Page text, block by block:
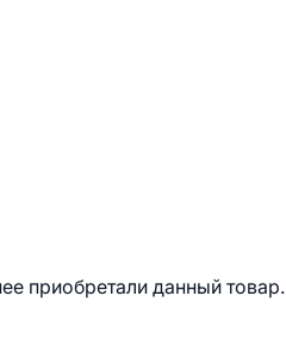
приобретали данный товар.